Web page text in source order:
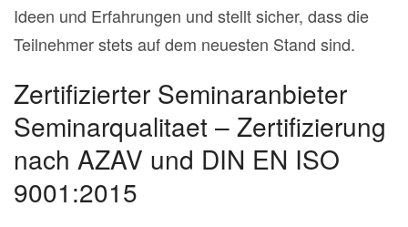
Ideen und Erfahrungen und stellt sicher, dass die
Teilnehmer stets auf dem neuesten Stand sind.
Zertifizierter Seminaranbieter
Seminarqualitaet – Zertifizierung
nach AZAV und DIN EN ISO
9001:2015